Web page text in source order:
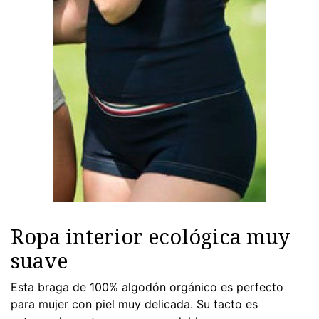
Ropa interior ecológica muy
suave
Esta braga de 100% algodón orgánico es perfecto
para mujer con piel muy delicada. Su tacto es